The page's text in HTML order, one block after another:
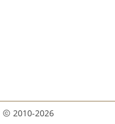
2010-2026